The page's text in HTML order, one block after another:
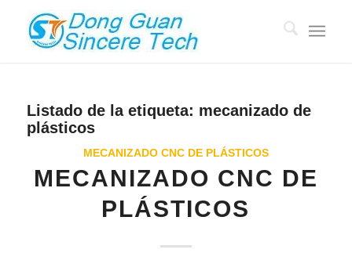
Listado de la etiqueta: mecanizado de
plásticos
MECANIZADO CNC DE PLÁSTICOS
MECANIZADO CNC DE
PLÁSTICOS